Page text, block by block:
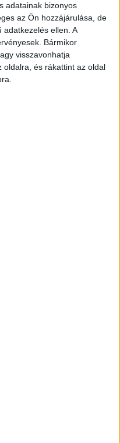
adatainak bizonyos
az Ön hozzájárulása, de
adatkezelés ellen. A
Bármikor
visszavonhatja
oldalra, és rákattint az oldal
a kormány,
| hétfő: 10:23
szektorának